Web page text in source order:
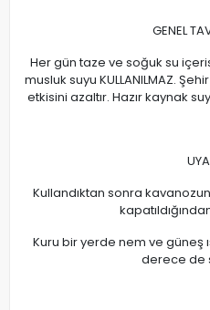
GENEL
Her gün taze ve soğuk su
musluk suyu KULLANILMAZ.
etkisini azaltır. Hazır kaynak
Kullandıktan sonra
Kuru bir yerde nem ve güneş
derece de